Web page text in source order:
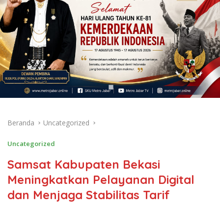
Beranda Uncategorized
Uncategorized
Samsat Kabupaten Bekasi
Meningkatkan Pelayanan Digital
dan Menjaga Stabilitas Tarif